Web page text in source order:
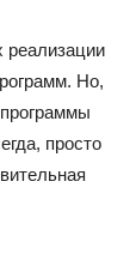
реализации
Но,
просто